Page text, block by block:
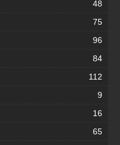
48
75
96
84
112
9
16
65